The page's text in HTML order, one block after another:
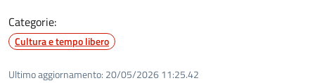
Categorie:
Cultura e tempo libero
Ultimo aggiornamento: 20/05/2026 11:25.42